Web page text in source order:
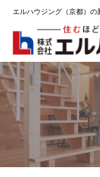
エルハウジング（京都）